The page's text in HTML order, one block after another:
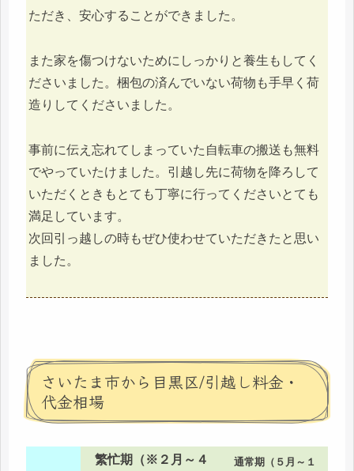
ただき、安心することができました。
また家を傷つけないためにしっかりと養生もしてく
ださいました。梱包の済んでいない荷物も手早く荷
造りしてくださいました。
事前に伝え忘れてしまっていた自転車の搬送も無料
でやっていたけました。引越し先に荷物を降ろして
いただくときもとても丁寧に行ってくださいとても
満足しています。
次回引っ越しの時もぜひ使わせていただきたと思い
ました。
さいたま市から目黒区/引越し料金・
代金相場
繁忙期（※２月～４
通常期（５月～１